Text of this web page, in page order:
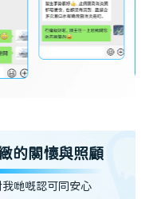
的關懷與照顧
哋嘅認可同安心